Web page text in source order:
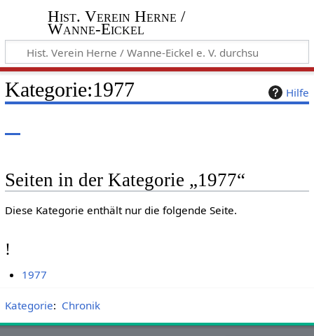
Hist. Verein Herne /
Wanne-Eickel
Hilfe
Kategorie:1977
Seiten in der Kategorie „1977“
Diese Kategorie enthält nur die folgende Seite.
!
1977
Kategorie: Chronik